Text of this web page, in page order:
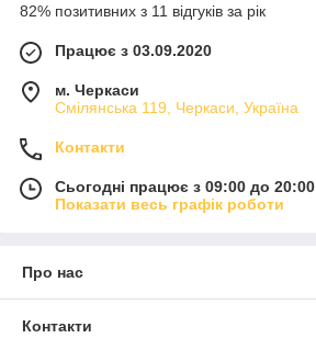
82% позитивних з 11 відгуків за рік
Працює з 03.09.2020
м. Черкаси
Смілянська 119, Черкаси, Україна
Контакти
Сьогодні працює з 09:00 до 20:00
Показати весь графік роботи
Про нас
Контакти